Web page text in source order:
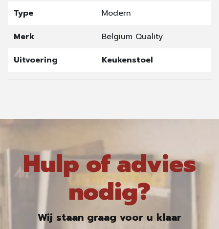
Type
Modern
Merk
Belgium Quality
Uitvoering
Keukenstoel
Hulp of advies
nodig?
Wij staan graag voor u klaar